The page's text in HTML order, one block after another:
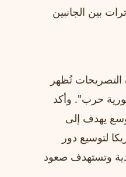
بين الجانبين
التصريحات تُظهر
حرب". وأكد
يهدف إلى
لتوسيع دور
وتستهدف صعود